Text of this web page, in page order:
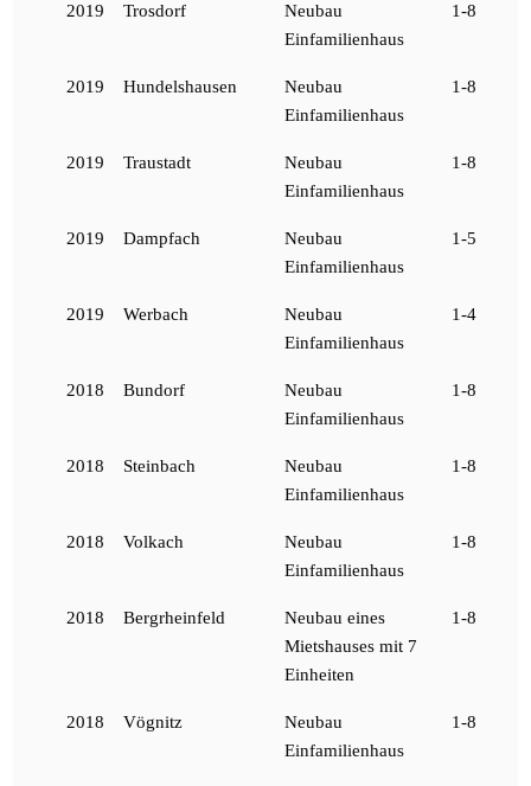
2019 Trosdorf
Neubau
Einfamilienhaus
1-8
2019 Hundelshausen
Neubau
Einfamilienhaus
1-8
2019 Traustadt
Neubau
Einfamilienhaus
1-8
2019 Dampfach
Neubau
Einfamilienhaus
1-5
2019 Werbach
Neubau
Einfamilienhaus
1-4
2018 Bundorf
Neubau
Einfamilienhaus
1-8
2018 Steinbach
Neubau
Einfamilienhaus
1-8
2018 Volkach
Neubau
Einfamilienhaus
1-8
2018 Bergrheinfeld
Neubau eines
Mietshauses mit 7
Einheiten
1-8
2018 Vögnitz
Neubau
Einfamilienhaus
1-8